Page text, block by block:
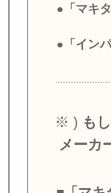
●「マキ
●「イン
※ ) も
メーカ